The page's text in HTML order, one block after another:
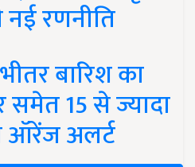
रणनीति
बारिश का
समेत 15 से ज्यादा
ऑरेंज अलर्ट